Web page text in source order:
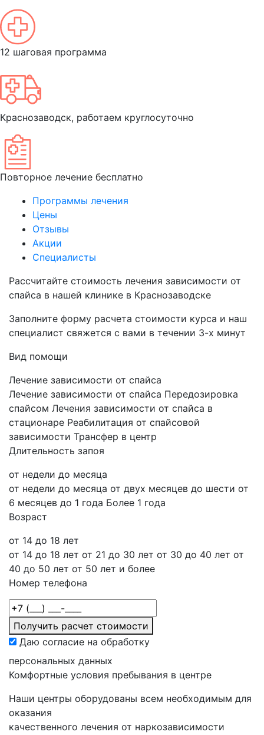
12 шаговая программа
Краснозаводск, работаем круглосуточно
Повторное лечение бесплатно
Программы лечения
Цены
Отзывы
Акции
Специалисты
Рассчитайте стоимость лечения зависимости от
спайса в нашей клинике в Краснозаводске
Заполните форму расчета стоимости курса и наш
специалист свяжется с вами в течении 3-х минут
Вид помощи
Лечение зависимости от спайса
Лечение зависимости от спайса Передозировка
спайсом Лечения зависимости от спайса в
стационаре Реабилитация от спайсовой
зависимости Трансфер в центр
Длительность запоя
от недели до месяца
от недели до месяца от двух месяцев до шести от
6 месяцев до 1 года Более 1 года
Возраст
от 14 до 18 лет
от 14 до 18 лет от 21 до 30 лет от 30 до 40 лет от
40 до 50 лет от 50 лет и более
Номер телефона
Получить расчет стоимости
Даю согласие на обработку
персональных данных
Комфортные условия пребывания в центре
Наши центры оборудованы всем необходимым для
оказания
качественного лечения от наркозависимости